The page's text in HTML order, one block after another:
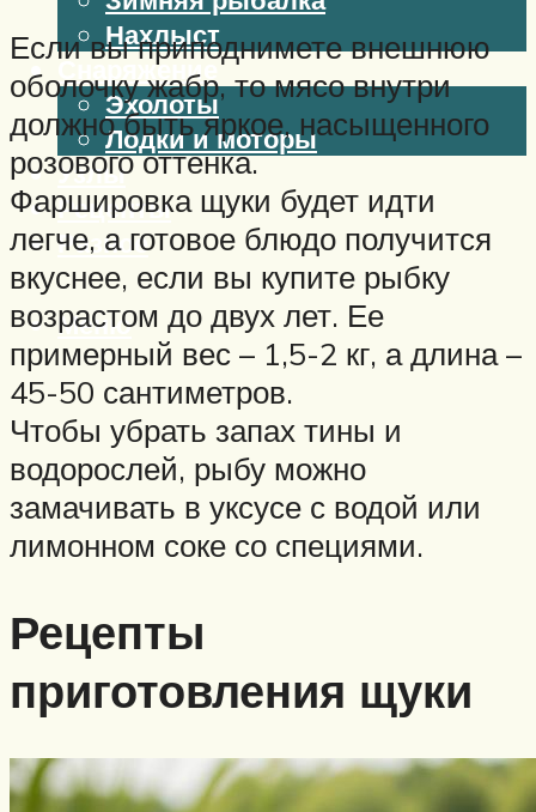
Нахлыст
Снаряжение
Эхолоты
Лодки и моторы
Узлы
Рецепты
Разное
Меню
Если вы приподнимете внешнюю
оболочку жабр, то мясо внутри
должно быть яркое, насыщенного
розового оттенка.
Фаршировка щуки будет идти
легче, а готовое блюдо получится
вкуснее, если вы купите рыбку
возрастом до двух лет. Ее
примерный вес – 1,5-2 кг, а длина –
45-50 сантиметров.
Чтобы убрать запах тины и
водорослей, рыбу можно
замачивать в уксусе с водой или
лимонном соке со специями.
Рецепты
приготовления щуки